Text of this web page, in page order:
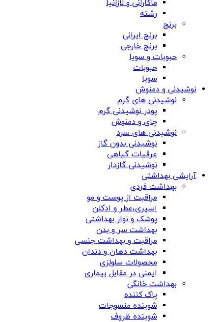
ماکارانی و لازانیا
رشته
برنج
برنج ایرانی
برنج خارجی
حبوبات و سویا
حبوبات
سویا
نوشیدنی و دمنوش
نوشیدنی های گرم
پودر نوشیدنی گرم
چای و دمنوش
نوشیدنی های سرد
نوشیدنی بدون گاز
عرقیات گیاهی
نوشیدنی گازدار
آرایشی بهداشتی
بهداشت فردی
مراقبت از پوست و مو
اسپری،عطر و ادکلن
پوشک و نوار بهداشتی
بهداشت سر و بدن
مراقبت و بهداشت جنسی
بهداشت دهان و دندان
محصولات سلولزی
ایمنی در مقابل بیماری
بهداشت خانگی
پاک کننده
شوینده منسوجات
شوینده ظروف